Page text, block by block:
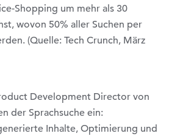
Shopping um mehr als 30
wovon 50% aller Suchen per
(Quelle: Tech Crunch, März
Development Director von
der Sprachsuche ein:
Inhalte, Optimierung und